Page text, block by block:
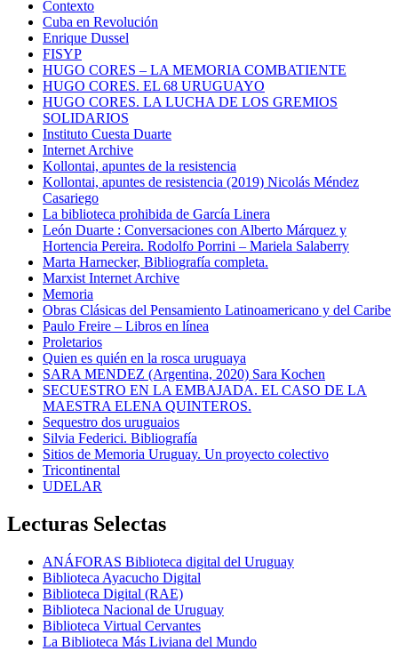
Contexto
Cuba en Revolución
Enrique Dussel
FISYP
HUGO CORES – LA MEMORIA COMBATIENTE
HUGO CORES. EL 68 URUGUAYO
HUGO CORES. LA LUCHA DE LOS GREMIOS
SOLIDARIOS
Instituto Cuesta Duarte
Internet Archive
Kollontai, apuntes de la resistencia
Kollontai, apuntes de resistencia (2019) Nicolás Méndez
Casariego
La biblioteca prohibida de García Linera
León Duarte : Conversaciones con Alberto Márquez y
Hortencia Pereira. Rodolfo Porrini – Mariela Salaberry
Marta Harnecker, Bibliografía completa.
Marxist Internet Archive
Memoria
Obras Clásicas del Pensamiento Latinoamericano y del Caribe
Paulo Freire – Libros en línea
Proletarios
Quien es quién en la rosca uruguaya
SARA MENDEZ (Argentina, 2020) Sara Kochen
SECUESTRO EN LA EMBAJADA. EL CASO DE LA
MAESTRA ELENA QUINTEROS.
Sequestro dos uruguaios
Silvia Federici. Bibliografía
Sitios de Memoria Uruguay. Un proyecto colectivo
Tricontinental
UDELAR
Lecturas Selectas
ANÁFORAS Biblioteca digital del Uruguay
Biblioteca Ayacucho Digital
Biblioteca Digital (RAE)
Biblioteca Nacional de Uruguay
Biblioteca Virtual Cervantes
La Biblioteca Más Liviana del Mundo